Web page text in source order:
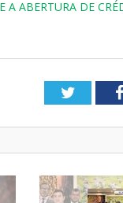
A ABERTURA DE
Twitter